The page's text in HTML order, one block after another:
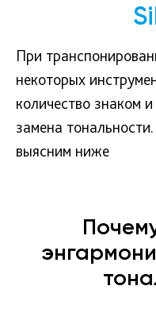
При
некоторых
количество знаком
замена
выясним ниже